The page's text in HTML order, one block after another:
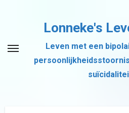
inhoud
Lonneke's
Leven met een